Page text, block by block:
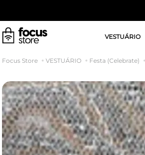
VESTUÁRIO
VESTUÁRIO Festa (Celebrate)